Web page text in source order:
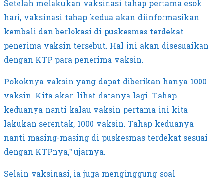
Setelah melakukan vaksinasi tahap pertama esok
hari, vaksinasi tahap kedua akan diinformasikan
kembali dan berlokasi di puskesmas terdekat
penerima vaksin tersebut. Hal ini akan disesuaikan
dengan KTP para penerima vaksin.
Pokoknya vaksin yang dapat diberikan hanya 1000
vaksin. Kita akan lihat datanya lagi. Tahap
keduanya nanti kalau vaksin pertama ini kita
lakukan serentak, 1000 vaksin. Tahap keduanya
nanti masing-masing di puskesmas terdekat sesuai
dengan KTPnya,” ujarnya.
Selain vaksinasi, ia juga menginggung soal